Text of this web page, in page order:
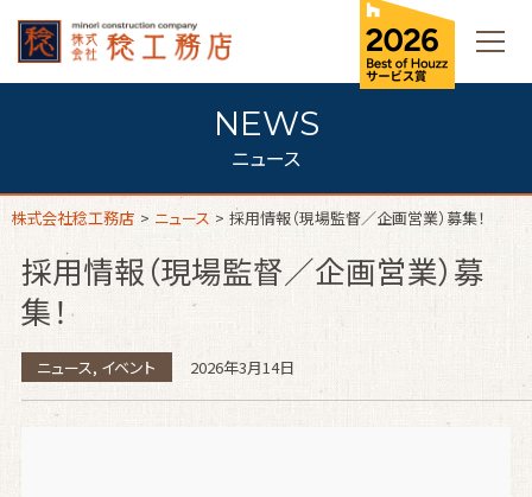
ニュース
株式会社稔工務店 > ニュース > 採用情報（現場監督／企画営業）募集！
採用情報（現場監督／企画営業）募
集！
ニュース, イベント 2026年3月14日